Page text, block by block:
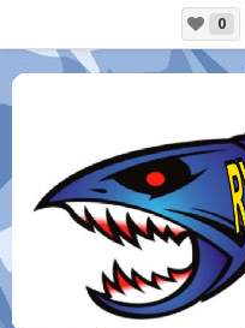
0